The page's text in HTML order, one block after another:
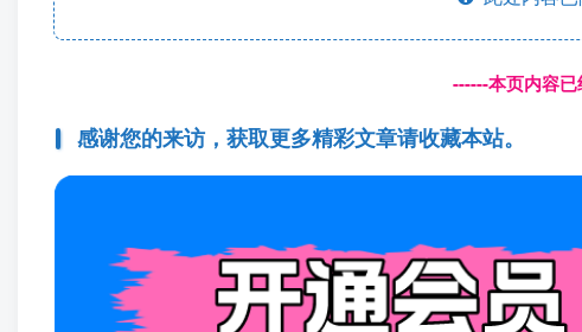
------本页内容
感谢您的来访，获取更多精彩文章请收藏本站。